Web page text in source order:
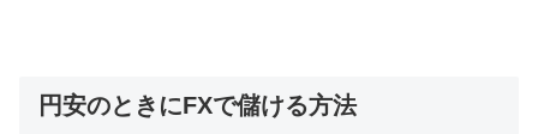
円安のときにFXで儲ける方法